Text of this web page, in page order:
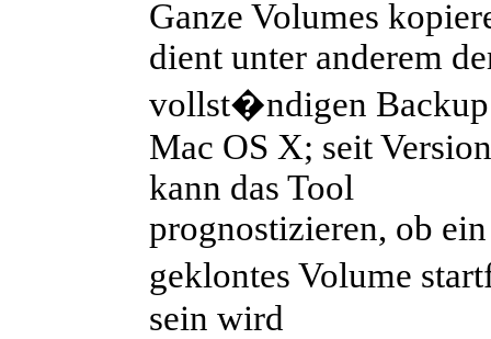
Ganze Volumes
dient unter anderem
vollst�ndigen
Mac OS X; seit
kann das Tool
prognostizieren, ob ein
geklontes Volume
sein wird